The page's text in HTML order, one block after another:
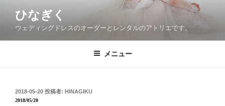
ン
ひなぎく
ウェディングドレスのオーダーとレンタルのアトリエです。
メニュー
投
稿
2018-05-20 投稿者: HINAGIKU
2018/05/20